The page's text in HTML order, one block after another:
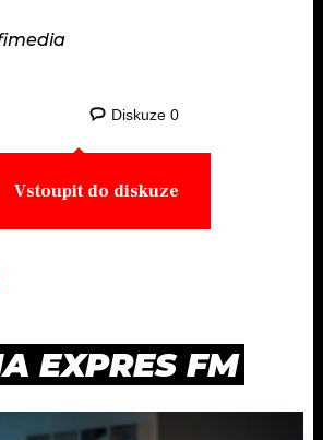
Diskuze 0
Vstoupit do diskuze
EXPRES FM